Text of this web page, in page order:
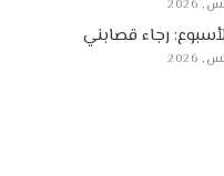
رجاء قصابني